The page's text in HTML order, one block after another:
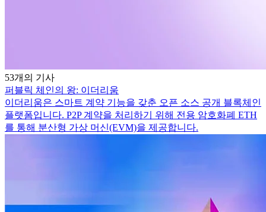
53개의 기사
퍼블릭 체인의 왕: 이더리움
이더리움은 스마트 계약 기능을 갖춘 오픈 소스 공개 블록체인
플랫폼입니다. P2P 계약을 처리하기 위해 전용 암호화폐 ETH
를 통해 분산형 가상 머신(EVM)을 제공합니다.